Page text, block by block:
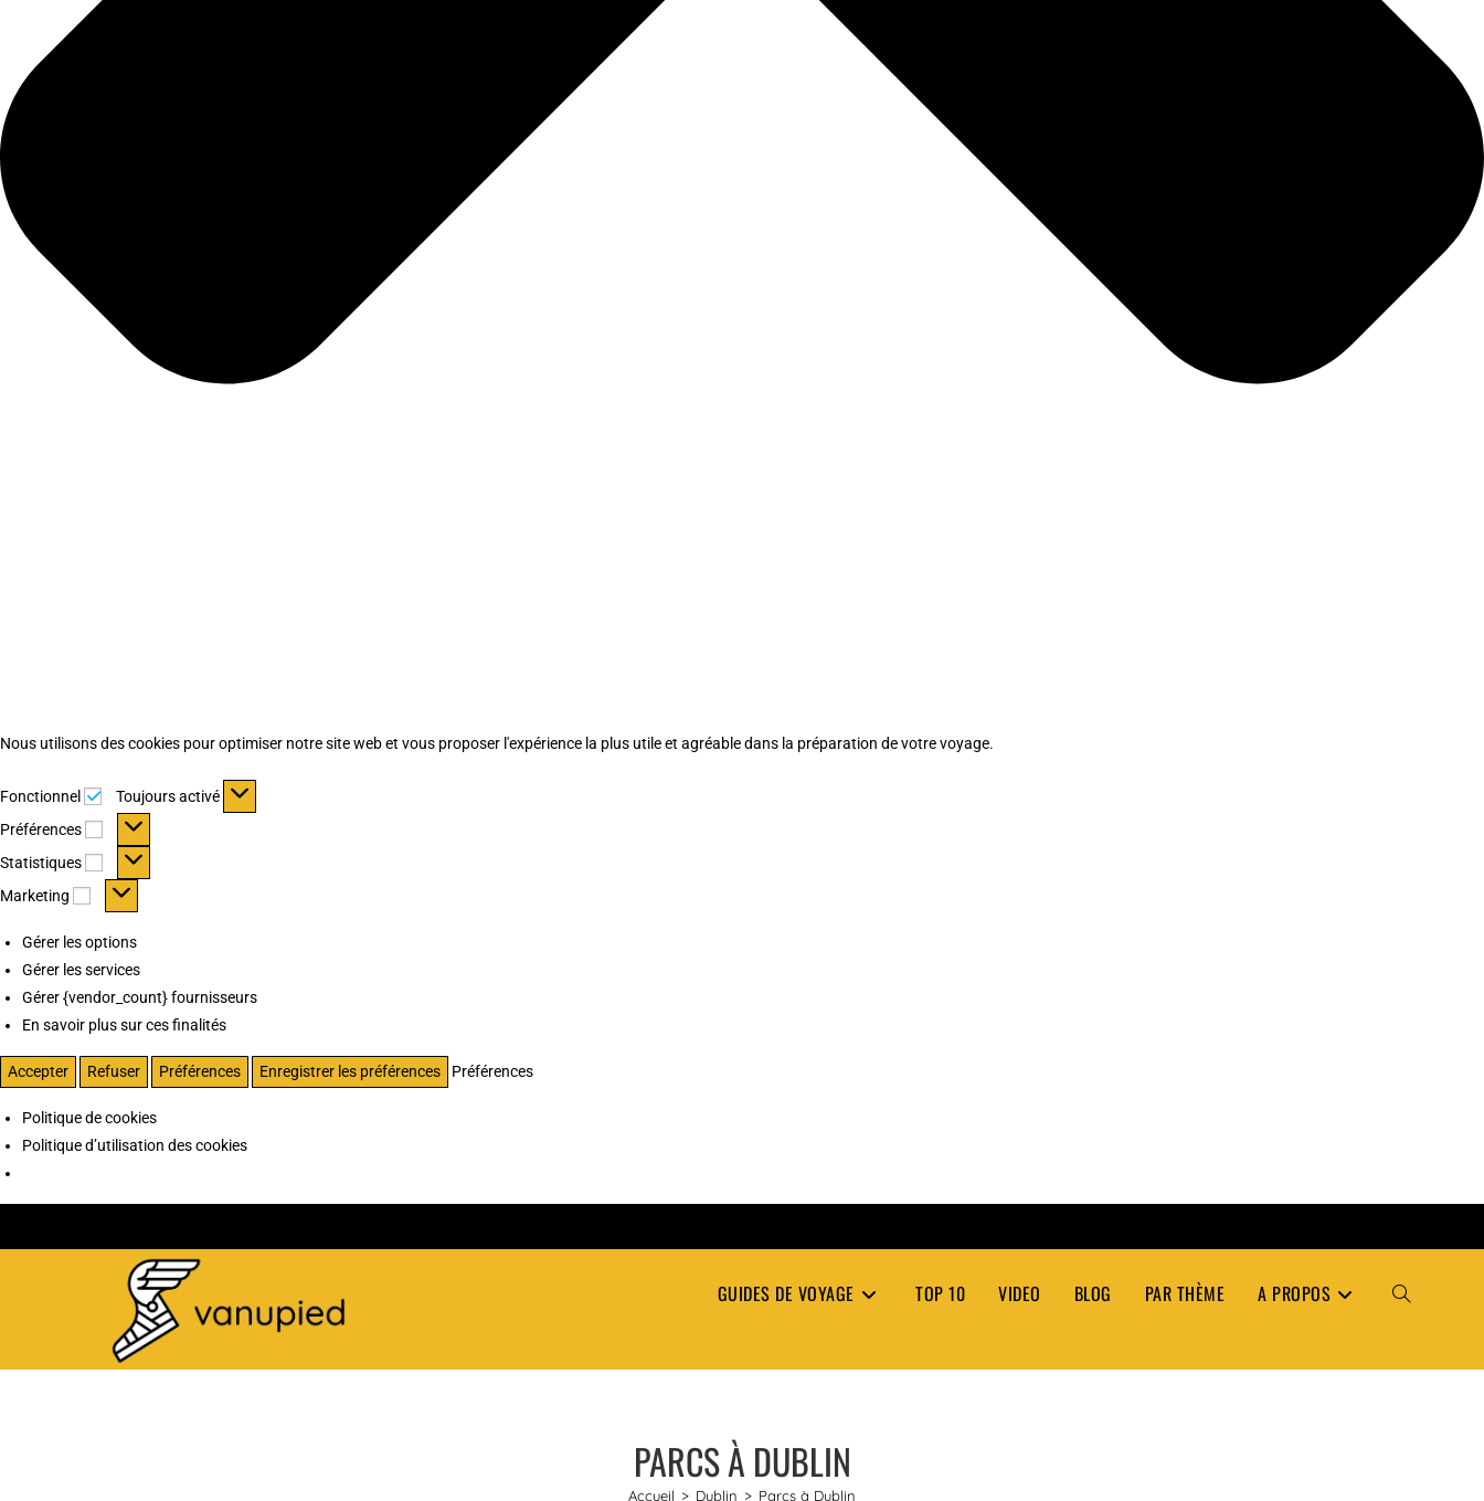
Nous utilisons des cookies pour optimiser notre site web et vous proposer l'expérience la plus utile et agréable dans la préparation de votre voyage.
Fonctionnel Fonctionnel
Toujours activé
Préférences
Préférences
Statistiques Statistiques
Marketing Marketing
Gérer les options
Gérer les services
Gérer {vendor_count} fournisseurs
En savoir plus sur ces finalités
Accepter Refuser Préférences Enregistrer les préférences Préférences
Politique de cookies
Politique d’utilisation des cookies
GUIDES DE VOYAGE TOP 10 VIDEO BLOG PAR THÈME A PROPOS TOGGLE
PARCS À DUBLIN
Accueil > Dublin > Parcs à Dublin